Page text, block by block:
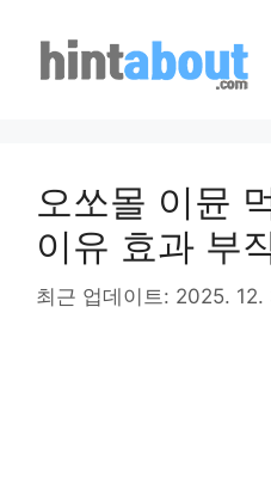
content
오쏘몰 이뮨
이유 효과 부
최근 업데이트: 2025. 12.